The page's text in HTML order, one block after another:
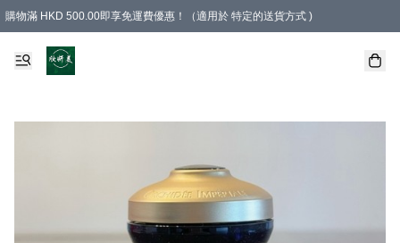
購物滿 HKD 500.00即享免運費優惠！（適用於 特定的送貨方式 )